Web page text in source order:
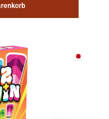
Nicht